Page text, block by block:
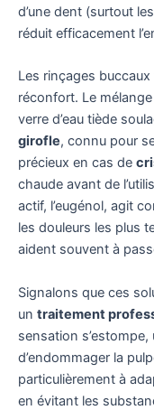
d’une dent (surtout
réduit efficacement
Les rinçages
réconfort. Le
verre d’eau tiède
girofle, connu pour
précieux en cas de
chaude avant de
actif, l’eugénol, agit
les douleurs les plus
aident souvent à
Signalons que ces
un traitement
sensation s’estompe,
d’endommager la
particulièrement à
en évitant les